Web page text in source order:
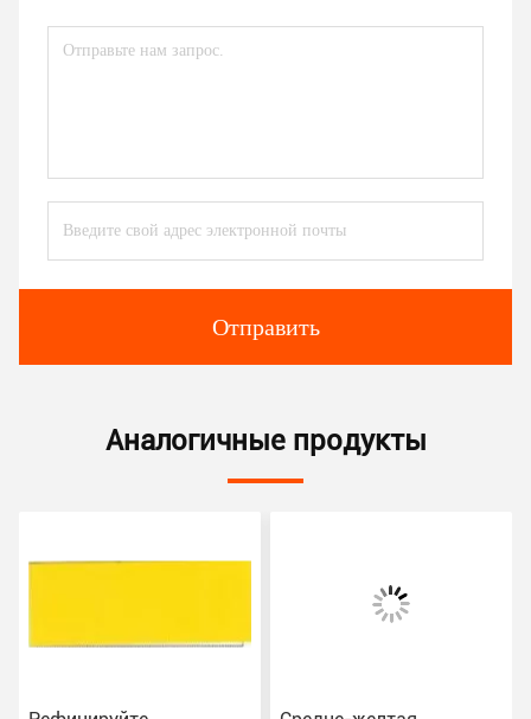
Отправить
Аналогичные продукты